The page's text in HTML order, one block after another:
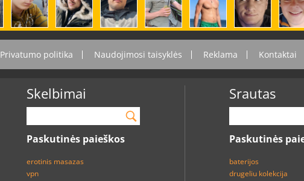
Privatumo politika Naudojimosi taisyklės Reklama Kontaktai
Skelbimai
Paskutinės paieškos
erotinis masazas
vpn
Srautas
Paskutinės
baterijos
drugeliu kolekcija